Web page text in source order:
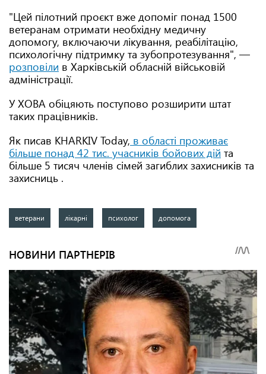
"Цей пілотний проєкт вже допоміг понад 1500
ветеранам отримати необхідну медичну
допомогу, включаючи лікування, реабілітацію,
психологічну підтримку та зубопротезування", —
розповіли в Харківській обласній військовій
адміністрації.
У ХОВА обіцяють поступово розширити штат
таких працівників.
Як писав KHARKIV Today, в області проживає
більше понад 42 тис. учасників бойових дій та
більше 5 тисяч членів сімей загиблих захисників та
захисниць .
ветерани лікарні психолог допомога